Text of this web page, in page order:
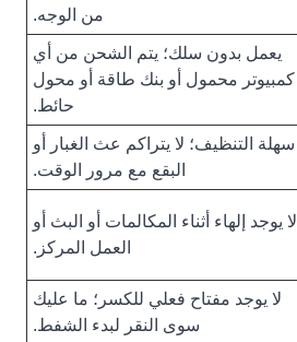
من الوجه.
يعمل بدون سلك؛ يتم الشحن من أي
كمبيوتر محمول أو بنك طاقة أو محول
حائط.
سهلة التنظيف؛ لا يتراكم عث الغبار أو
البقع مع مرور الوقت.
لا يوجد إلهاء أثناء المكالمات أو البث أو
العمل المركز.
لا يوجد مفتاح فعلي للكسر؛ ما عليك
سوى النقر لبدء الشفط.